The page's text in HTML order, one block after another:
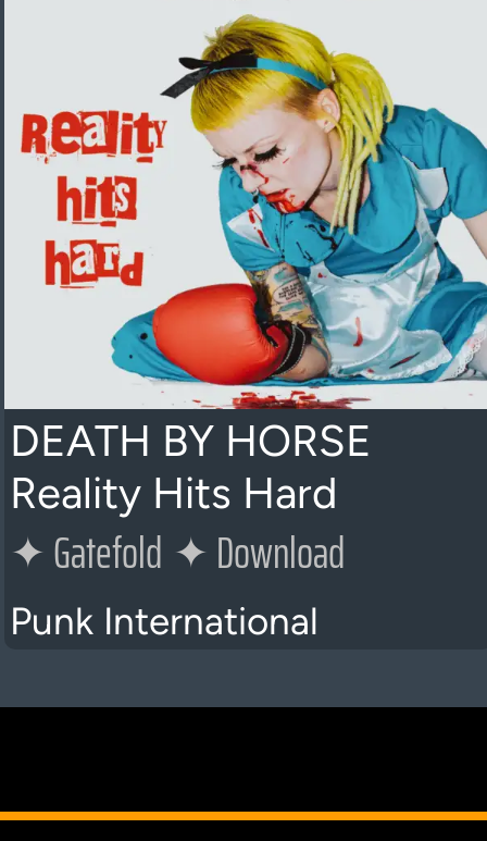
DEATH BY HORSE
Reality Hits Hard
✦Gatefold ✦Download
Punk International